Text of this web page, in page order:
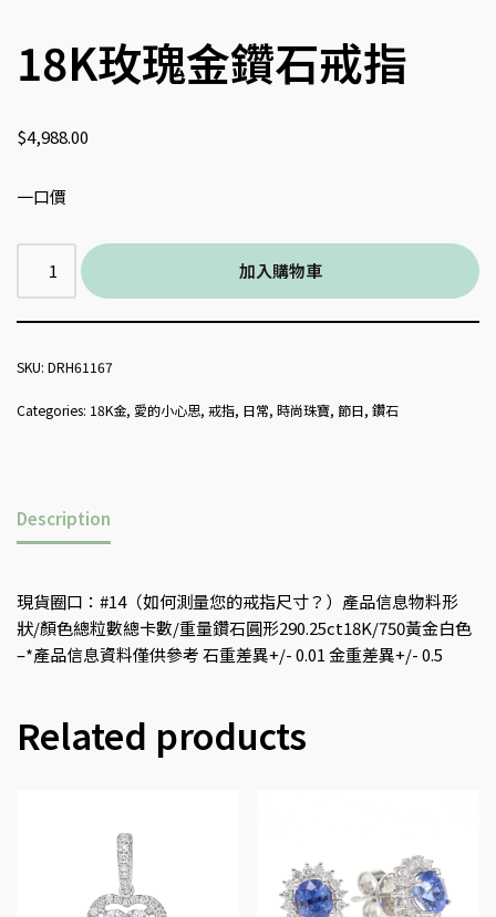
18K玫瑰金鑽石戒指
$4,988.00
一口價
加入購物車
SKU: DRH61167
Categories: 18K金, 愛的小心思, 戒指, 日常, 時尚珠寶, 節日, 鑽石
Description
現貨圈口：#14（如何測量您的戒指尺寸？）產品信息物料形
狀/顏色總粒數總卡數/重量鑽石圓形290.25ct18K/750黃金白色
–*產品信息資料僅供參考 石重差異+/- 0.01 金重差異+/- 0.5
Related products